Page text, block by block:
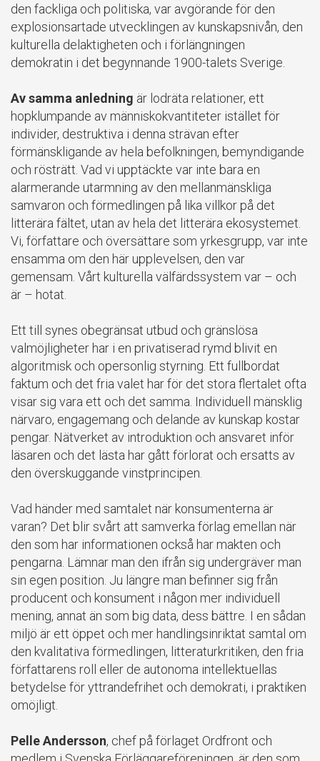
den fackliga och politiska, var avgörande för den
explosionsartade utvecklingen av kunskapsnivån, den
kulturella delaktigheten och i förlängningen
demokratin i det begynnande 1900-talets Sverige.
Av samma anledning är lodräta relationer, ett
hopklumpande av människokvantiteter istället för
individer, destruktiva i denna strävan efter
förmänskligande av hela befolkningen, bemyndigande
och rösträtt. Vad vi upptäckte var inte bara en
alarmerande utarmning av den mellanmänskliga
samvaron och förmedlingen på lika villkor på det
litterära fältet, utan av hela det litterära ekosystemet.
Vi, författare och översättare som yrkesgrupp, var inte
ensamma om den här upplevelsen, den var
gemensam. Vårt kulturella välfärdssystem var – och
är – hotat.
Ett till synes obegränsat utbud och gränslösa
valmöjligheter har i en privatiserad rymd blivit en
algoritmisk och opersonlig styrning. Ett fullbordat
faktum och det fria valet har för det stora flertalet ofta
visar sig vara ett och det samma. Individuell mänsklig
närvaro, engagemang och delande av kunskap kostar
pengar. Nätverket av introduktion och ansvaret inför
läsaren och det lästa har gått förlorat och ersatts av
den överskuggande vinstprincipen.
Vad händer med samtalet när konsumenterna är
varan? Det blir svårt att samverka förlag emellan när
den som har informationen också har makten och
pengarna. Lämnar man den ifrån sig undergräver man
sin egen position. Ju längre man befinner sig från
producent och konsument i någon mer individuell
mening, annat än som big data, dess bättre. I en sådan
miljö är ett öppet och mer handlingsinriktat samtal om
den kvalitativa förmedlingen, litteraturkritiken, den fria
författarens roll eller de autonoma intellektuellas
betydelse för yttrandefrihet och demokrati, i praktiken
omöjligt.
Pelle Andersson, chef på förlaget Ordfront och